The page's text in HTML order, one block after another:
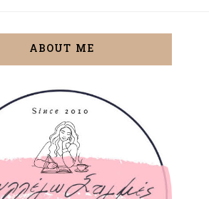
ABOUT ME